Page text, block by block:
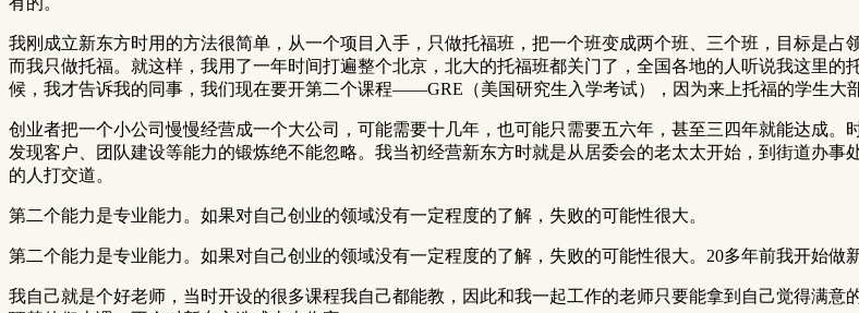
我刚成立新东方时用的方法很简单，从一个项目入手，只做托福班，把一个班变成两个班、三个班，目标是占
而我只做托福。就这样，我用了一年时间打遍整个北京，北大的托福班都关门了，全国各地的人听说我这里
候，我才告诉我的同事，我们现在要开第二个课程——GRE（美国研究生入学考试），因为来上托福的学生大
创业者把一个小公司慢慢经营成一个大公司，可能需要十几年，也可能只需要五六年，甚至三四年就能达成
发现客户、团队建设等能力的锻炼绝不能忽略。我当初经营新东方时就是从居委会的老太太开始，到街道办
的人打交道。
第二个能力是专业能力。如果对自己创业的领域没有一定程度的了解，失败的可能性很大。
第二个能力是专业能力。如果对自己创业的领域没有一定程度的了解，失败的可能性很大。20多年前我开始做
我自己就是个好老师，当时开设的很多课程我自己都能教，因此和我一起工作的老师只要能拿到自己觉得满